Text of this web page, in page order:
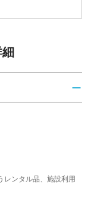
レンタル品、施設利用